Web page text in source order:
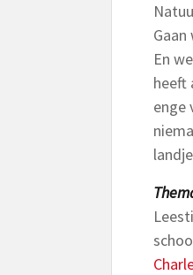
En
heeft
enge